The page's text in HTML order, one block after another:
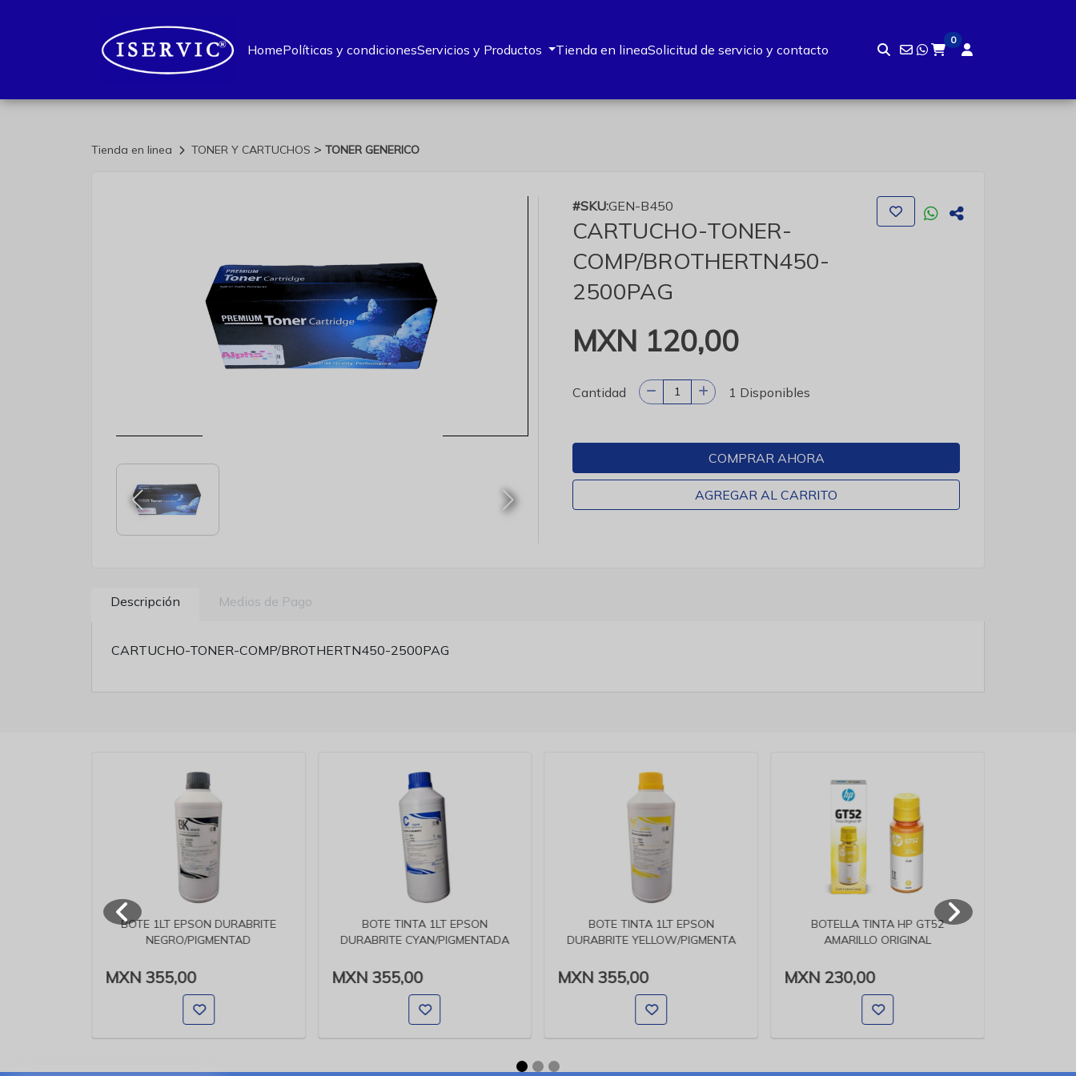
HomePolíticas y condicionesServicios y Productos Tienda en lineaSolicitud de servicio y contacto
0
Tienda en linea TONER Y CARTUCHOS > TONER GENERICO
#SKU:GEN-B450
CARTUCHO-TONER-
COMP/BROTHERTN450-
2500PAG
MXN 120,00
Cantidad 1 Disponibles
COMPRAR AHORA
AGREGAR AL CARRITO
Descripción Medios de Pago
CARTUCHO-TONER-COMP/BROTHERTN450-2500PAG
BOTE 1LT EPSON DURABRITE
NEGRO/PIGMENTAD
MXN 355,00
BOTE TINTA 1LT EPSON
DURABRITE CYAN/PIGMENTADA
MXN 355,00
BOTE TINTA 1LT EPSON
DURABRITE YELLOW/PIGMENTA
MXN 355,00
BOTELLA TINTA HP GT52
AMARILLO ORIGINAL
MXN 230,00